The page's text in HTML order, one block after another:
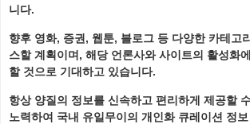
니다.
향후 영화, 증권 , 웹툰, 블로그 등 다양한 카테고
스할 계획이며 , 해당 언론사와 사이트의 활성화
할 것으로 기대하고 있습니다.
항상 양질의 정보를 신속하고 편리하게 제공할
노력하여 국내 유일무이의 개인화 큐레이션 정